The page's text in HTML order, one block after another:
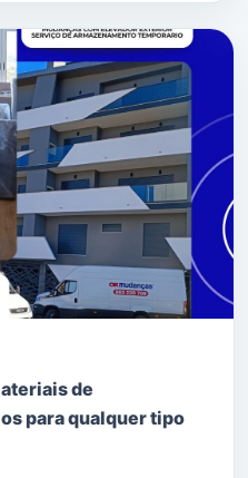
coisas, existem
acredite!
na área, peça
e certificados
no processo de
–Dicas para
de
para qualquer tipo